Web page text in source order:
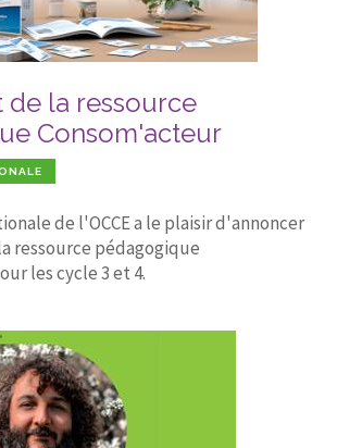
de la ressource
Consom'acteur
de l'OCCE a le plaisir d'annoncer
ressource pédagogique
les cycle 3 et 4.